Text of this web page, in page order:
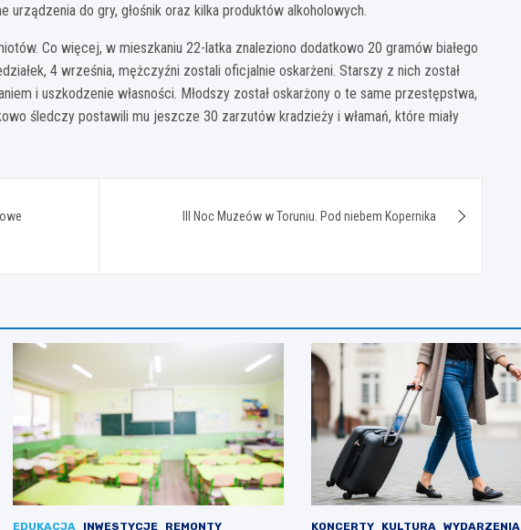
do gry, głośnik oraz kilka produktów alkoholowych.
Co więcej, w mieszkaniu 22-latka znaleziono dodatkowo 20 gramów białego
4 września, mężczyźni zostali oficjalnie oskarżeni. Starszy z nich został
i uszkodzenie własności. Młodszy został oskarżony o te same przestępstwa,
śledczy postawili mu jeszcze 30 zarzutów kradzieży i włamań, które miały
III Noc Muzeów w Toruniu. Pod niebem Kopernika
EDUKACJA INWESTYCJE REMONTY KONCERTY KULTURA WYDARZENIA